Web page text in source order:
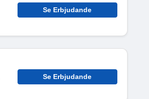
Se Erbjudande
Se Erbjudande